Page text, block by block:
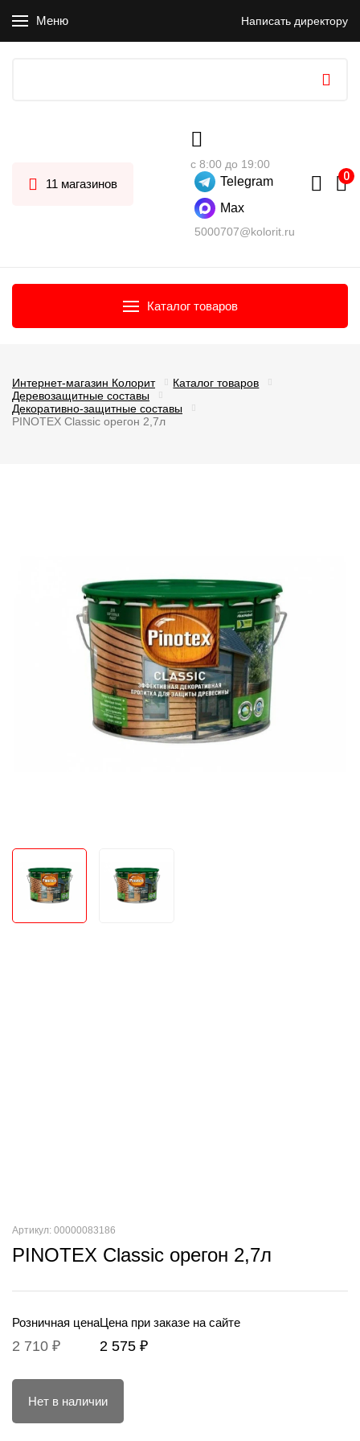
Меню Написать директору
11 магазинов
с 8:00 до 19:00
Telegram
Max
5000707@kolorit.ru
Каталог товаров
Интернет-магазин Колорит
Каталог товаров
Деревозащитные составы
Декоративно-защитные составы
PINOTEX Classic орегон 2,7л
Артикул: 00000083186
PINOTEX Classic орегон 2,7л
Розничная цена
2 710 ₽
Цена при заказе на сайте
2 575 ₽
Нет в наличии